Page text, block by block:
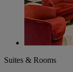
Suites & Rooms